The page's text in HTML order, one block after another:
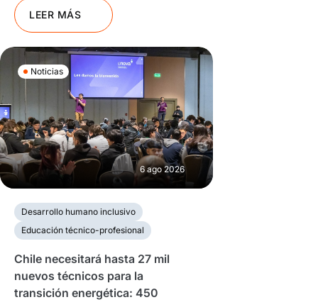
LEER MÁS
Noticias
6 ago 2026
Desarrollo humano inclusivo
Educación técnico-profesional
Chile necesitará hasta 27 mil
nuevos técnicos para la
transición energética: 450